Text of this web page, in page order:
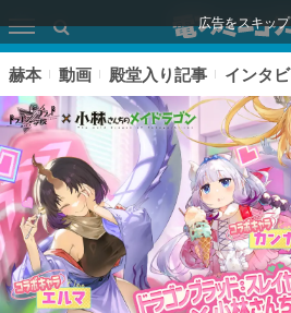
広告をスキップ
赫本 動画 殿堂入り記事 インタ